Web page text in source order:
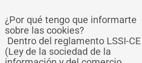
¿Por qué tengo que informarte
sobre las cookies?
Dentro del reglamento LSSI-CE
(Ley de la sociedad de la